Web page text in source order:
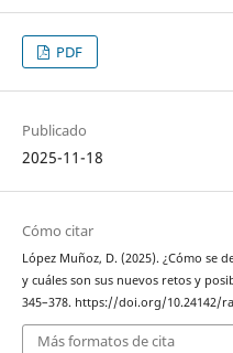
PDF
Publicado
2025-11-18
Cómo citar
López Muñoz, D. (2025). ¿Cómo se
y cuáles son sus nuevos retos y
345–378. https://doi.org/10.24142/
Más formatos de cita